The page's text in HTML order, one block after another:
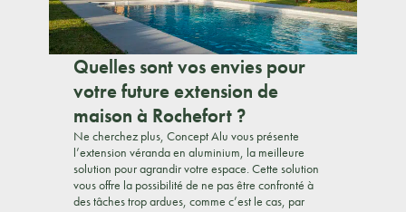
Quelles sont vos envies pour
votre future extension de
maison à Rochefort ?
Ne cherchez plus, Concept Alu vous présente
l’extension véranda en aluminium, la meilleure
solution pour agrandir votre espace. Cette solution
vous offre la possibilité de ne pas être confronté à
des tâches trop ardues, comme c’est le cas, par